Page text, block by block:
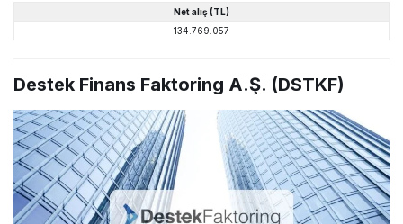
Net alış (TL)
134.769.057
Destek Finans Faktoring A.Ş. (DSTKF)